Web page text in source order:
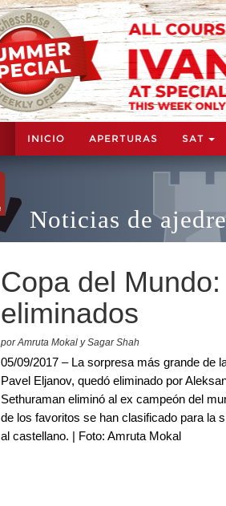
INICIO APERTURAS SAT
Noticias de
Copa del
eliminados
por Amruta Mokal y Sagar Shah
05/09/2017 – La sorpresa más grande de
Pavel Eljanov, quedó eliminado por
Sethuraman eliminó al ex campeón del
de los favoritos se han clasificado para la
al castellano. | Foto: Amruta Mokal